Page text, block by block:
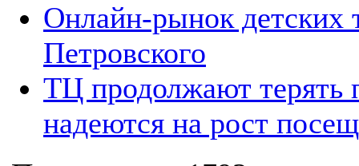
Онлайн-рынок детских
Петровского
ТЦ продолжают терять
надеются на рост